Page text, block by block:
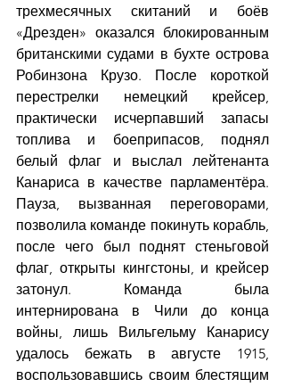
трехмесячных скитаний и боёв
«Дрезден» оказался блокированным
британскими судами в бухте острова
Робинзона Крузо. После короткой
перестрелки немецкий крейсер,
практически исчерпавший запасы
топлива и боеприпасов, поднял
белый флаг и выслал лейтенанта
Канариса в качестве парламентёра.
Пауза, вызванная переговорами,
позволила команде покинуть корабль,
после чего был поднят стеньговой
флаг, открыты кингстоны, и крейсер
затонул. Команда была
интернирована в Чили до конца
войны, лишь Вильгельму Канарису
удалось бежать в августе 1915,
воспользовавшись своим блестящим